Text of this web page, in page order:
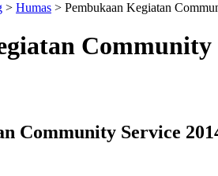
> Humas > Pembukaan Kegiatan
Community
Community Service